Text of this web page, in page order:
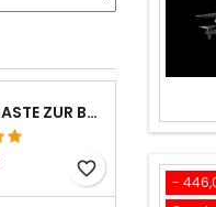
IOSSO PASTE ZUR BOHRUNGSREINIGUNG
favorite_border
-